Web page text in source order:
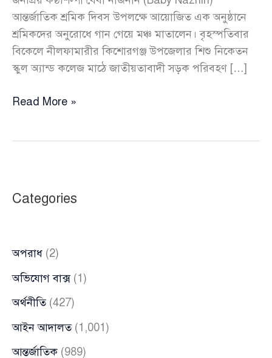
আন্তর্জাতিক শ্রমিক দিবস উপলক্ষে আয়োজিত এক অনুষ্ঠানে
শ্রমিকদের অনুরোধে গান গেয়ে মঞ্চ মাতালেন। বৃহস্পতিবার
বিকেলে নীলফামারীর কিশোরগঞ্জ উপজেলার শিশু নিকেতন
স্কুল অ্যান্ড কলেজ মাঠে জাতীয়তাবাদী সড়ক পরিবহণ […]
শ্রমিকদের
গাইলেন
Read More »
Categories
অপরাধ (2)
অভিযোগ বাক্স(1)
অর্থনীতি(427)
আইন আদালত(1,001)
আন্তর্জাতিক (989)